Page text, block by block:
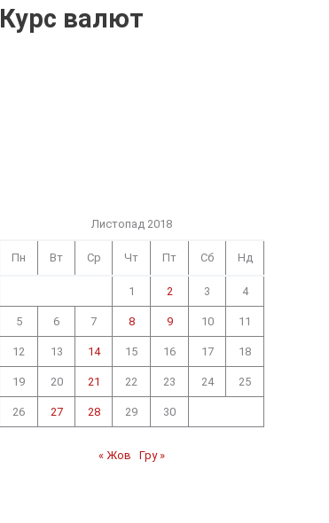
Курс валют
Листопад 2018
Пн Вт Ср Чт Пт Сб Нд
1 2 3 4
5 6 7 8 9 10 11
12 13 14 15 16 17 18
19 20 21 22 23 24 25
26 27 28 29 30
« Жов Гру »